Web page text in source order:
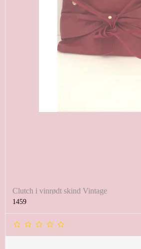
Clutch i vinrødt skind Vintage
1459